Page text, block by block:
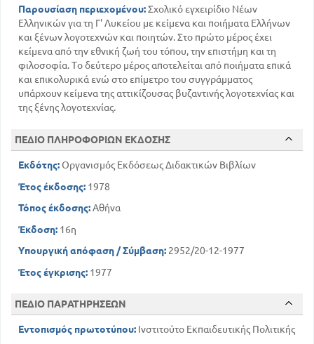
Παρουσίαση περιεχομένου:Σχολικό εγχειρίδιο Νέων
Ελληνικών για τη Γ' Λυκείου με κείμενα και ποιήματα Ελλήνων
και ξένων λογοτεχνών και ποιητών. Στο πρώτο μέρος έχει
κείμενα από την εθνική ζωή του τόπου, την επιστήμη και τη
φιλοσοφία. Το δεύτερο μέρος αποτελείται από ποιήματα επικά
και επικολυρικά ενώ στο επίμετρο του συγγράμματος
υπάρχουν κείμενα της αττικίζουσας βυζαντινής λογοτεχνίας και
της ξένης λογοτεχνίας.
ΠΕΔΙΟ ΠΛΗΡΟΦΟΡΙΩΝ ΕΚΔΟΣΗΣ
Εκδότης:Οργανισμός Εκδόσεως Διδακτικών Βιβλίων
Έτος έκδοσης: 1978
Τόπος έκδοσης:Αθήνα
Έκδοση: 16η
Υπουργική απόφαση / Σύμβαση: 2952/20-12-1977
Έτος έγκρισης: 1977
ΠΕΔΙΟ ΠΑΡΑΤΗΡΗΣΕΩΝ
Εντοπισμός πρωτοτύπου: Ινστιτούτο Εκπαιδευτικής Πολιτικής